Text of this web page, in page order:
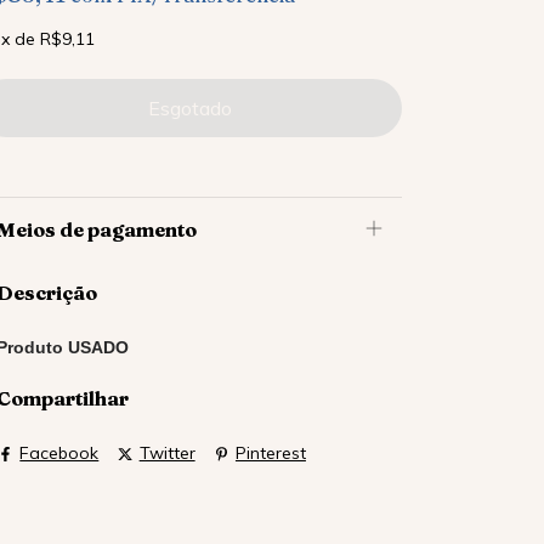
x de R$9,11
de pagamento
USADO
Facebook Twitter Pinterest